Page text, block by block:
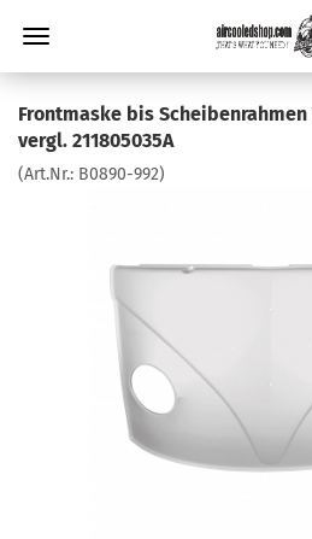
Frontmaske bis Scheibenrahmen
vergl. 211805035A
(Art.Nr.: B0890-992)